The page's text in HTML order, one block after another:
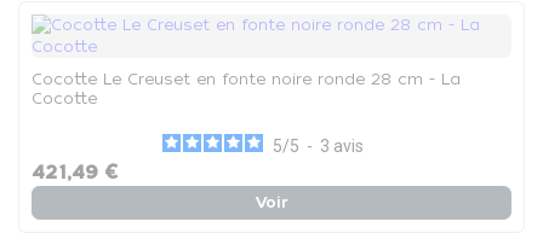
Cocotte Le Creuset en fonte noire ronde 28 cm - La
Cocotte
5/5 - 3 avis
421,49 €
Voir